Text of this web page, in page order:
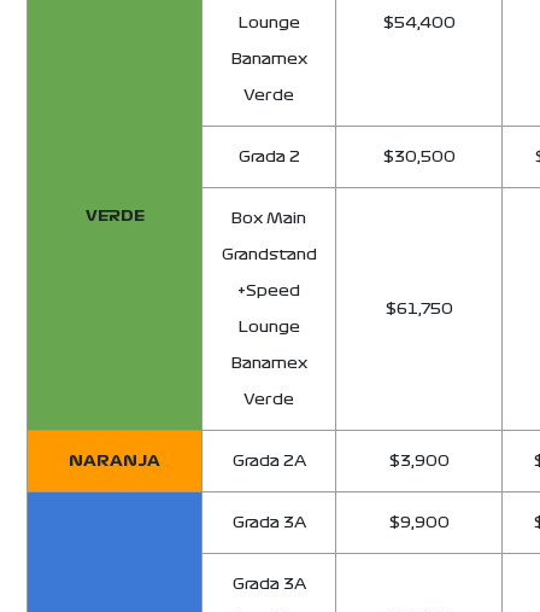
VERDE
Lounge
Banamex
Verde
$54,400
Grada 2 $30,500
Box Main
Grandstand
+Speed
Lounge
Banamex
Verde
$61,750
NARANJA Grada 2A $3,900
Grada 3A $9,900
Grada 3A